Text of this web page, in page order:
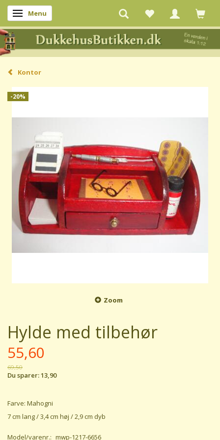
Skifte navigation
Menu
Kontor
-20%
Zoom
Hylde med tilbehør
55,60
69,50
Du sparer:13,90
Farve: Mahogni
7 cm lang / 3,4 cm høj / 2,9 cm dyb
Model/varenr.: mwp-1217-6656